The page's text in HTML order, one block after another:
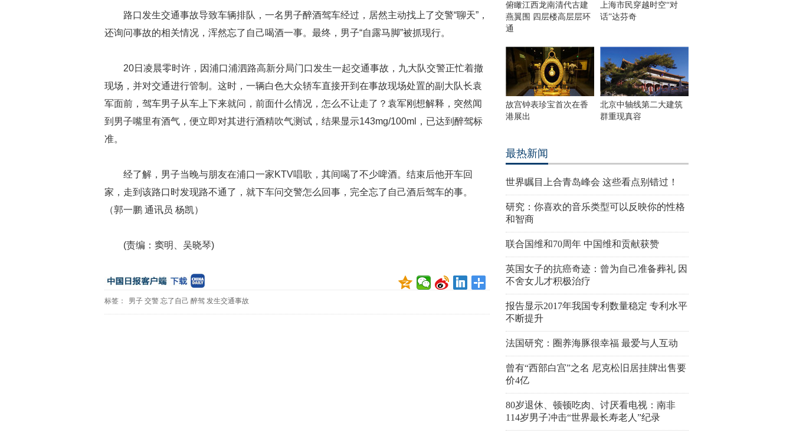
路口发生交通事故导致车辆排队，一名男子醉酒驾车经过，居然主动找上了交警“聊天”，
还询问事故的相关情况，浑然忘了自己喝酒一事。最终，男子“自露马脚”被抓现行。
20日凌晨零时许，因浦口浦泗路高新分局门口发生一起交通事故，九大队交警正忙着撤
现场，并对交通进行管制。这时，一辆白色大众轿车直接开到在事故现场处置的副大队长袁
军面前，驾车男子从车上下来就问，前面什么情况，怎么不让走了？袁军刚想解释，突然闻
到男子嘴里有酒气，便立即对其进行酒精吹气测试，结果显示143mg/100ml，已达到醉驾标
准。
经了解，男子当晚与朋友在浦口一家KTV唱歌，其间喝了不少啤酒。结束后他开车回
家，走到该路口时发现路不通了，就下车问交警怎么回事，完全忘了自己酒后驾车的事。
（郭一鹏 通讯员 杨凯）
(责编：窦明、吴晓琴)
标签： 男子 交警 忘了自己 醉驾 发生交通事故
俯瞰江西龙南清代古建
燕翼围 四层楼高层层环
通
上海市民穿越时空“对
话”达芬奇
故宫钟表珍宝首次在香
港展出
北京中轴线第二大建筑
群重现真容
最热新闻
世界瞩目上合青岛峰会 这些看点别错过！
研究：你喜欢的音乐类型可以反映你的性格
和智商
联合国维和70周年 中国维和贡献获赞
英国女子的抗癌奇迹：曾为自己准备葬礼 因
不舍女儿才积极治疗
报告显示2017年我国专利数量稳定 专利水平
不断提升
法国研究：圈养海豚很幸福 最爱与人互动
曾有“西部白宫”之名 尼克松旧居挂牌出售要
价4亿
80岁退休、顿顿吃肉、讨厌看电视：南非
114岁男子冲击“世界最长寿老人”纪录